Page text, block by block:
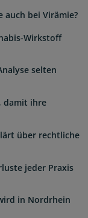
auch bei Virämie?
Wirkstoff
selten
damit ihre
über rechtliche
jeder Praxis
in Nordrhein